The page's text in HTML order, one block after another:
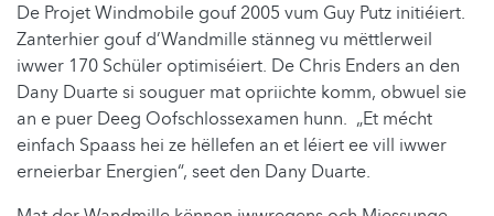
De Projet Windmobile gouf 2005 vum Guy Putz initiéiert.
Zanterhier gouf d’Wandmille stänneg vu mëttlerweil
iwwer 170 Schüler optimiséiert. De Chris Enders an den
Dany Duarte si souguer mat opriichte komm, obwuel sie
an e puer Deeg Oofschlossexamen hunn. „Et mécht
einfach Spaass hei ze hëllefen an et léiert ee vill iwwer
erneierbar Energien“, seet den Dany Duarte.